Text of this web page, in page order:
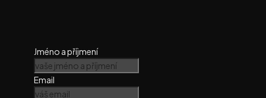
Jméno a příjmení
Email